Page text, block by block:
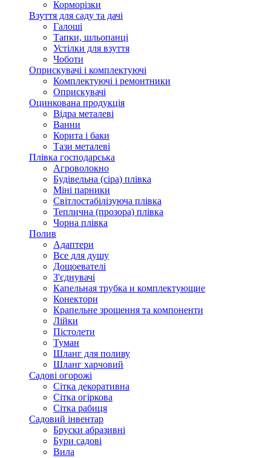
Корморізки
Взуття для саду та дачі
Галоші
Тапки, шльопанці
Устілки для взуття
Чоботи
Оприскувачі і комплектуючі
Комплектуючі і ремонтники
Оприскувачі
Оцинкована продукція
Відра металеві
Ванни
Корита і баки
Тази металеві
Плівка господарська
Агроволокно
Будівельна (сіра) плівка
Міні парники
Світлостабілізуюча плівка
Теплична (прозора) плівка
Чорна плівка
Полив
Адаптери
Все для душу
Дощоевателі
З'єднувачі
Капельная трубка и комплектующие
Конектори
Крапельне зрошення та компоненти
Лійки
Пістолети
Туман
Шланг для поливу
Шланг харчовий
Садові огорожі
Сітка декоративна
Сітка огіркова
Сітка рабиця
Садовий інвентар
Бруски абразивні
Бури садові
Вила